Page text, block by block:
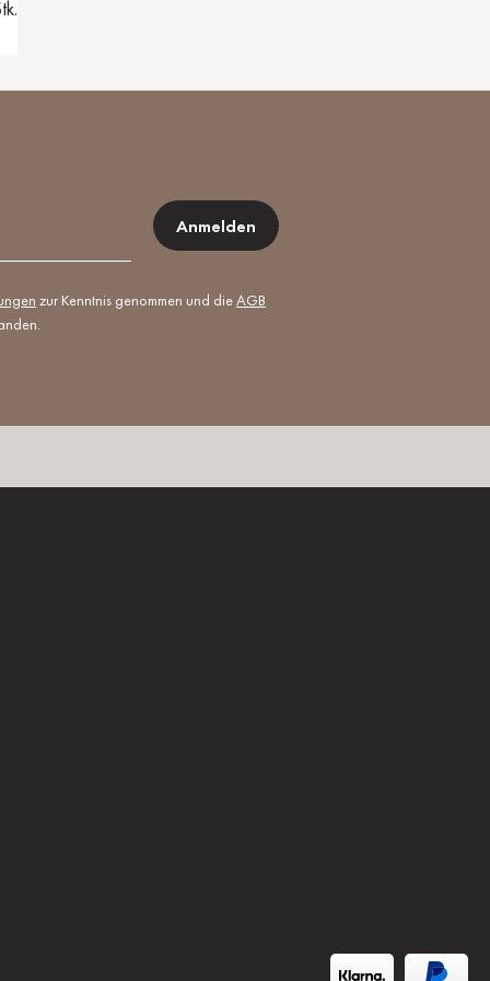
Anmelden
zur Kenntnis genommen und dieAGB